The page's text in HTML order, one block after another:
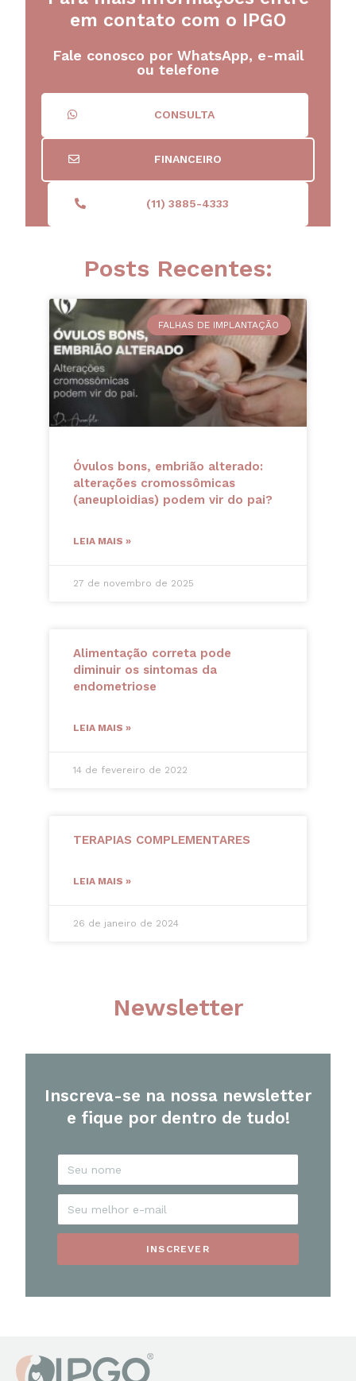
em contato com o IPGO
Fale conosco por WhatsApp, e-mail
ou telefone
CONSULTA
FINANCEIRO
(11) 3885-4333
Posts Recentes:
FALHAS DE IMPLANTAÇÃO
Óvulos bons, embrião alterado:
alterações cromossômicas
(aneuploidias) podem vir do pai?
LEIA MAIS »
27 de novembro de 2025
Alimentação correta pode
diminuir os sintomas da
endometriose
LEIA MAIS »
14 de fevereiro de 2022
TERAPIAS COMPLEMENTARES
LEIA MAIS »
26 de janeiro de 2024
Newsletter
Inscreva-se na nossa newsletter
e fique por dentro de tudo!
INSCREVER